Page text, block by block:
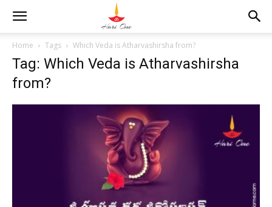
Home Tags Which Veda is Atharvashirsha from?
Tag: Which Veda is Atharvashirsha
from?